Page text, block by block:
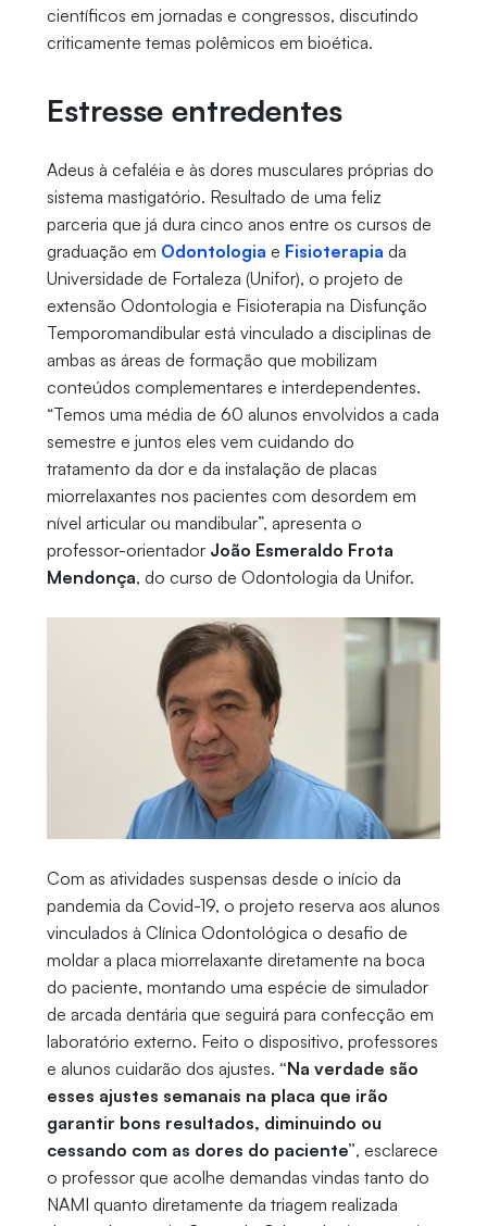
científicos em jornadas e congressos, discutindo
criticamente temas polêmicos em bioética.
Estresse entredentes
Adeus à cefaléia e às dores musculares próprias do
sistema mastigatório. Resultado de uma feliz
parceria que já dura cinco anos entre os cursos de
graduação em Odontologia e Fisioterapia da
Universidade de Fortaleza (Unifor), o projeto de
extensão Odontologia e Fisioterapia na Disfunção
Temporomandibular está vinculado a disciplinas de
ambas as áreas de formação que mobilizam
conteúdos complementares e interdependentes.
“Temos uma média de 60 alunos envolvidos a cada
semestre e juntos eles vem cuidando do
tratamento da dor e da instalação de placas
miorrelaxantes nos pacientes com desordem em
nível articular ou mandibular”, apresenta o
professor-orientador João Esmeraldo Frota
Mendonça, do curso de Odontologia da Unifor.
Com as atividades suspensas desde o início da
pandemia da Covid-19, o projeto reserva aos alunos
vinculados à Clínica Odontológica o desafio de
moldar a placa miorrelaxante diretamente na boca
do paciente, montando uma espécie de simulador
de arcada dentária que seguirá para confecção em
laboratório externo. Feito o dispositivo, professores
e alunos cuidarão dos ajustes. “Na verdade são
esses ajustes semanais na placa que irão
garantir bons resultados, diminuindo ou
cessando com as dores do paciente”, esclarece
o professor que acolhe demandas vindas tanto do
NAMI quanto diretamente da triagem realizada